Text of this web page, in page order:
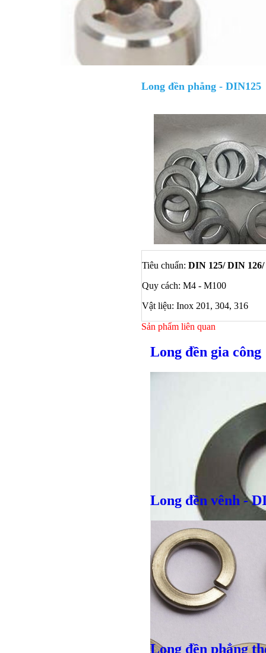
Bulong
Long đền phẳng - DIN125
Tiêu chuẩn: DIN 125/ DIN
Quy cách: M4 - M100
Vật liệu: Inox 201, 304, 316
Sản phẩm liên quan
Long đền gia công
Long đền vênh -
Long đền phẳng